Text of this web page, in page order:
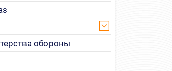
обороны